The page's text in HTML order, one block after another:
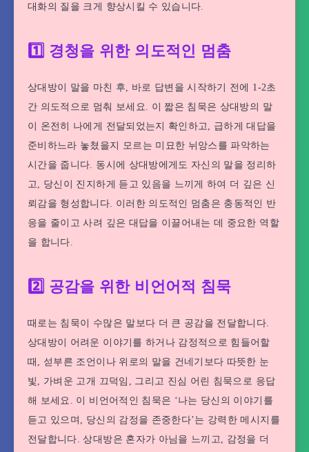
대화의 질을 크게 향상시킬 수 있습니다.
1️⃣ 경청을 위한 의도적인 멈춤
상대방이 말을 마친 후, 바로 답변을 시작하기 전에 1-2초
간 의도적으로 멈춰 보세요. 이 짧은 침묵은 상대방의 말
이 온전히 나에게 전달되었는지 확인하고, 급하게 대답을
준비하느라 놓쳤을지 모르는 미묘한 뉘앙스를 파악하는
시간을 줍니다. 동시에 상대방에게도 자신의 말을 정리하
고, 당신이 진지하게 듣고 있음을 느끼게 하여 더 깊은 신
뢰감을 형성합니다. 이러한 의도적인 멈춤은 충동적인 반
응을 줄이고 사려 깊은 대답을 이끌어내는 데 중요한 역할
을 합니다.
2️⃣ 공감을 위한 비언어적 침묵
때로는 침묵이 수많은 말보다 더 큰 공감을 전달합니다.
상대방이 어려운 이야기를 하거나 감정적으로 힘들어할
때, 섣부른 조언이나 위로의 말을 건네기보다 따뜻한 눈
빛, 가벼운 고개 끄덕임, 그리고 진심 어린 침묵으로 응답
해 보세요. 이 비언어적인 침묵은 ‘나는 당신의 이야기를
듣고 있으며, 당신의 감정을 존중한다’는 강력한 메시지를
전달합니다. 상대방은 혼자가 아님을 느끼고, 감정을 더